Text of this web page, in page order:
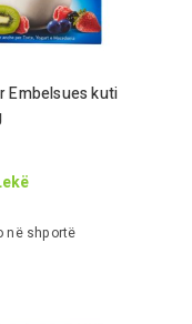
Embelsues kuti
në shportë